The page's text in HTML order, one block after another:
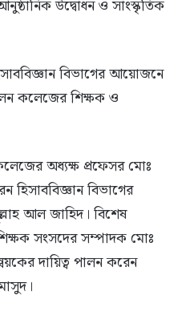
উদ্বোধন ও সাংস্কৃতিক
বিভাগের আয়োজনে
কলেজের শিক্ষক ও
অধ্যক্ষ প্রফেসর মোঃ
বিভাগের
আল জাহিদ। বিশেষ
সংসদের সম্পাদক মোঃ
দায়িত্ব পালন করেন